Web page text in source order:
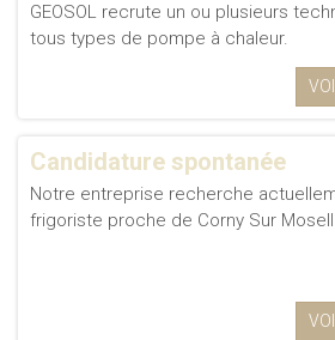
GEOSOL recrute un ou plusieurs
tous types de pompe à chaleur.
Candidature spontanée
Notre entreprise recherche
frigoriste proche de Corny Sur